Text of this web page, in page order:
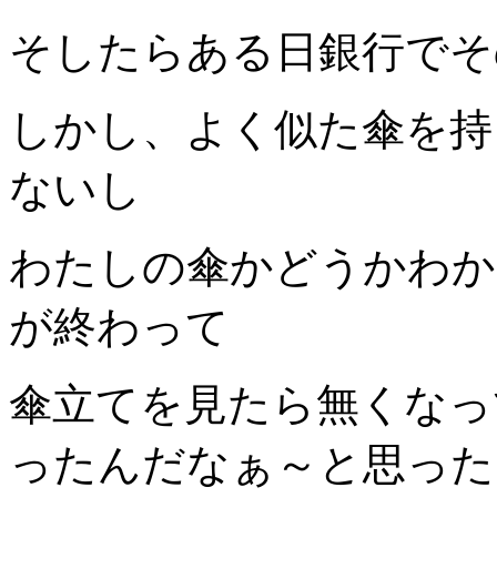
そしたらある日銀行で
しかし、よく似た傘を
ないし
わたしの傘かどうかわ
が終わって
傘立てを見たら無くな
ったんだなぁ～と思っ